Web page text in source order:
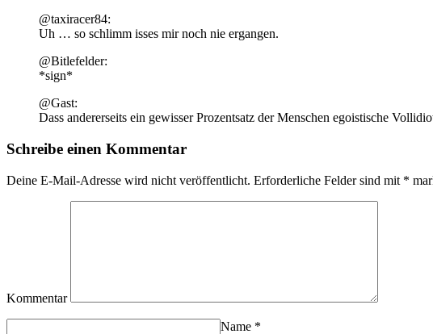
@taxiracer84:
Uh … so schlimm isses mir noch nie ergangen.
@Bitlefelder:
*sign*
@Gast:
Dass andererseits ein gewisser Prozentsatz der Menschen egoistische
Schreibe einen Kommentar
Deine E-Mail-Adresse wird nicht veröffentlicht. Erforderliche Felder sind mit *
Kommentar
Name *